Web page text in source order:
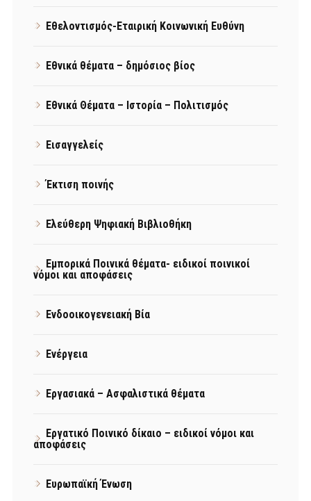
Εθελοντισμός-Εταιρική Κοινωνική Ευθύνη
Εθνικά θέματα – δημόσιος βίος
Εθνικά Θέματα – Ιστορία – Πολιτισμός
Εισαγγελείς
Έκτιση ποινής
Ελεύθερη Ψηφιακή Βιβλιοθήκη
Εμπορικά Ποινικά θέματα- ειδικοί ποινικοί
νόμοι και αποφάσεις
Ενδοοικογενειακή Βία
Ενέργεια
Εργασιακά – Ασφαλιστικά θέματα
Εργατικό Ποινικό δίκαιο – ειδικοί νόμοι και
αποφάσεις
Ευρωπαϊκή Ένωση